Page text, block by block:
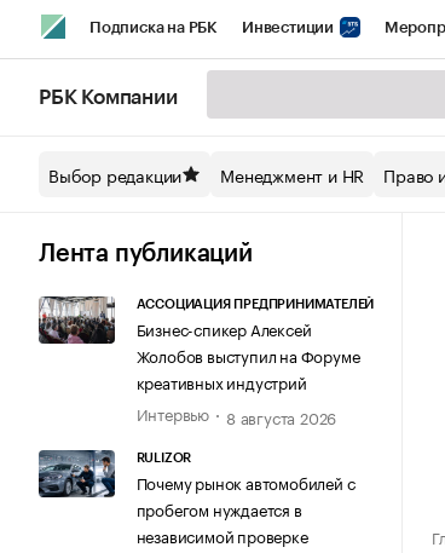
Подписка на РБК Инвестиции
Спецпроекты СПб Конференции СПб
Технологии и медиа
РБК Компании
Выбор редакции Менеджмент и HR Право
Лента публикаций
АССОЦИАЦИЯ ПРЕДПРИНИМАТЕЛЕЙ
Бизнес-спикер Алексей
Жолобов выступил на Форуме
креативных индустрий
Интервью
8 августа 2026
RULIZOR
Почему рынок автомобилей с
пробегом нуждается в
независимой проверке